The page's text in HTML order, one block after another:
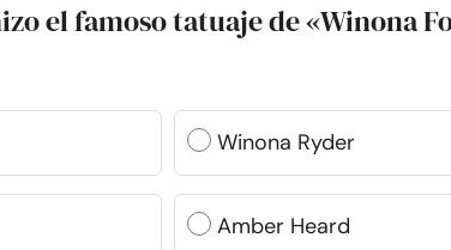
el famoso tatuaje de «Winona
Winona Ryder
Amber Heard